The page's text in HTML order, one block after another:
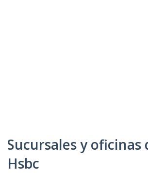
Sucursales y oficinas
Hsbc